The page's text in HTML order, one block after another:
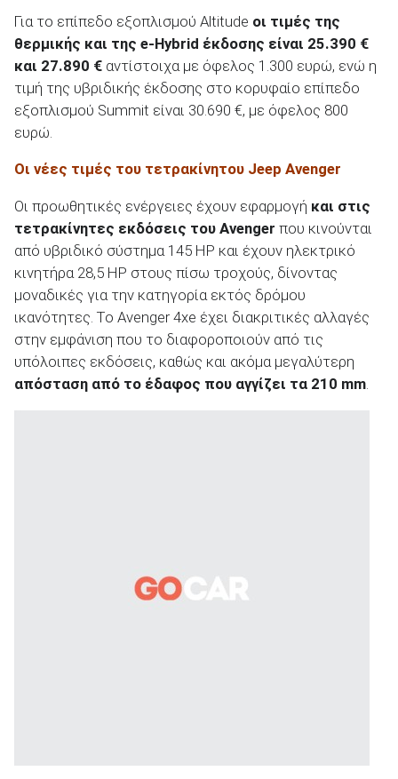
Για το επίπεδο εξοπλισμού Altitude οι τιμές της
θερμικής και της e-Hybrid έκδοσης είναι 25.390 €
και 27.890 € αντίστοιχα με όφελος 1.300 ευρώ, ενώ η
τιμή της υβριδικής έκδοσης στο κορυφαίο επίπεδο
εξοπλισμού Summit είναι 30.690 €, με όφελος 800
ευρώ.
Οι νέες τιμές του τετρακίνητου Jeep Avenger
Οι προωθητικές ενέργειες έχουν εφαρμογή και στις
τετρακίνητες εκδόσεις του Avenger που κινούνται
από υβριδικό σύστημα 145 HP και έχουν ηλεκτρικό
κινητήρα 28,5 HP στους πίσω τροχούς, δίνοντας
μοναδικές για την κατηγορία εκτός δρόμου
ικανότητες. Tο Avenger 4xe έχει διακριτικές αλλαγές
στην εμφάνιση που το διαφοροποιούν από τις
υπόλοιπες εκδόσεις, καθώς και ακόμα μεγαλύτερη
απόσταση από το έδαφος που αγγίζει τα 210 mm.